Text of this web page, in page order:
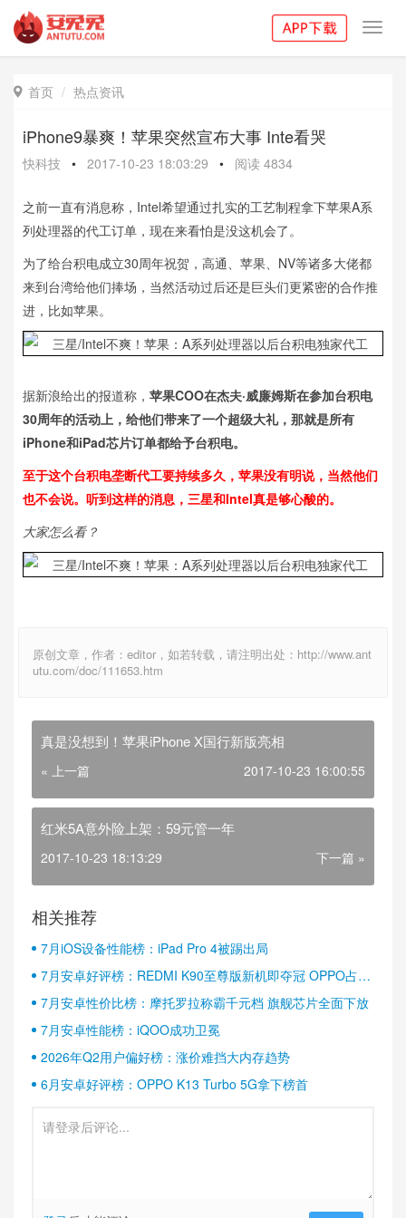
 首页 热点资讯
iPhone9暴爽！苹果突然宣布大事 Inte看哭
快科技 • 2017-10-23 18:03:29 • 阅读 4834
之前一直有消息称，Intel希望通过扎实的工艺制程拿下苹果A系
列处理器的代工订单，现在来看怕是没这机会了。
为了给台积电成立30周年祝贺，高通、苹果、NV等诸多大佬都
来到台湾给他们捧场，当然活动过后还是巨头们更紧密的合作推
进，比如苹果。
据新浪给出的报道称， 苹果COO在杰夫·威廉姆斯在参加台积电
30周年的活动上，给他们带来了一个超级大礼，那就是所有
iPhone和iPad芯片订单都给予台积电。
至于这个台积电垄断代工要持续多久，苹果没有明说，当然他们
也不会说。听到这样的消息，三星和Intel真是够心酸的。
大家怎么看？
原创文章，作者：editor，如若转载，请注明出处：http://www.ant
utu.com/doc/111653.htm
真是没想到！苹果iPhone X国行新版亮相
« 上一篇 2017-10-23 16:00:55
红米5A意外险上架：59元管一年
2017-10-23 18:13:29 下一篇 »
相关推荐
7月iOS设备性能榜：iPad Pro 4被踢出局
7月安卓好评榜：REDMI K90至尊版新机即夺冠 OPPO占据
半壁江山
7月安卓性价比榜：摩托罗拉称霸千元档 旗舰芯片全面下放
7月安卓性能榜：iQOO成功卫冕
2026年Q2用户偏好榜：涨价难挡大内存趋势
6月安卓好评榜：OPPO K13 Turbo 5G拿下榜首